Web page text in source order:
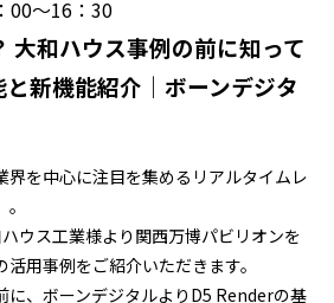
00～16：30
大和ハウス事例の前に知って
新機能紹介｜ボーンデジタ
界を中心に注目を集めるリアルタイムレ
ウス工業様より関西万博パビリオンを
用事例をご紹介いただきます。
に、ボーンデジタルよりD5 Renderの基